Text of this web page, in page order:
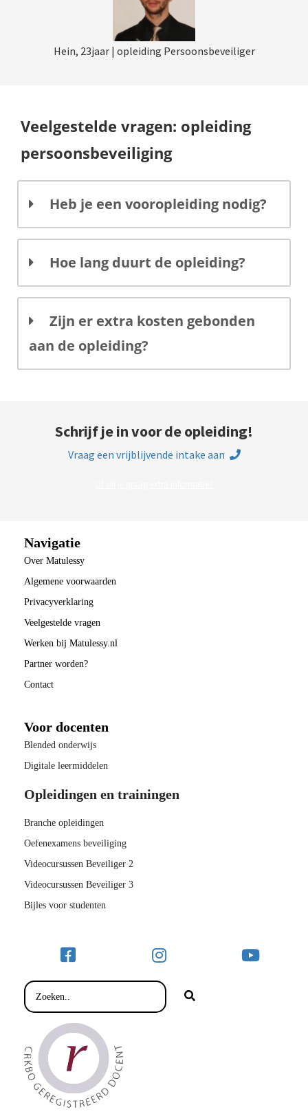
Hein, 23jaar | opleiding Persoonsbeveiliger
Veelgestelde vragen: opleiding
persoonsbeveiliging
Heb je een vooropleiding nodig?
Hoe lang duurt de opleiding?
Zijn er extra kosten gebonden
aan de opleiding?
Schrijf je in voor de opleiding!
Vraag een vrijblijvende intake aan
Navigatie
Over Matulessy
Algemene voorwaarden
Privacyverklaring
Veelgestelde vragen
Werken bij Matulessy.nl
Partner worden?
Contact
Voor docenten
Blended onderwijs
Digitale leermiddelen
Opleidingen en trainingen
Branche opleidingen
Oefenexamens beveiliging
Videocursussen Beveiliger 2
Videocursussen Beveiliger 3
Bijles voor studenten